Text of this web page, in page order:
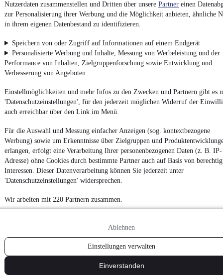
Nutzerdaten zusammenstellen und Dritten über unsere Partner einen
zur Personalisierung ihrer Werbung und die Möglichkeit anbieten, ähnliche
in ihrem eigenen Datenbestand zu identifizieren.
Speichern von oder Zugriff auf Informationen auf einem Endgerät
Personalisierte Werbung und Inhalte, Messung von Werbeleistung und der
Performance von Inhalten, Zielgruppenforschung sowie Entwicklung und
Verbesserung von Angeboten
Einstellmöglichkeiten und mehr Infos zu den Zwecken und Partnern gibt es
'Datenschutzeinstellungen', für den jederzeit möglichen Widerruf der
auch erreichbar über den Link im Menü.
Für die Auswahl und Messung einfacher Anzeigen (sog. kontextbezogene
Werbung) sowie um Erkenntnisse über Zielgruppen und
erlangen, erfolgt eine Verarbeitung Ihrer personenbezogenen Daten (z. B. IP-
Adresse) ohne Cookies durch bestimmte Partner auch auf Basis von
Interessen. Dieser Datenverarbeitung können Sie jederzeit unter
'Datenschutzeinstellungen' widersprechen.
Wir arbeiten mit 220 Partnern zusammen.
Ablehnen
Einstellungen verwalten
Einverstanden
Powered by
Von Auto verkaufen über E-Bikes Gebrauchtwagen
Besuchemobile.de